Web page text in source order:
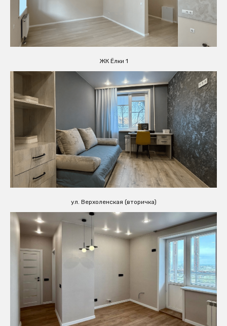
ЖК Ёлки 1
ул. Верхоленская (вторичка)